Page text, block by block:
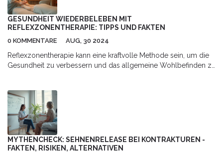
dich für diese heiße Behandlung entscheidest.
GESUNDHEIT WIEDERBELEBEN MIT
REFLEXZONENTHERAPIE: TIPPS UND FAKTEN
0 KOMMENTARE AUG, 30 2024
Reflexzonentherapie kann eine kraftvolle Methode sein, um die
Gesundheit zu verbessern und das allgemeine Wohlbefinden zu
praktische Tipps für die Anwendung im Alltag.
MYTHENCHECK: SEHNENRELEASE BEI KONTRAKTUREN -
FAKTEN, RISIKEN, ALTERNATIVEN